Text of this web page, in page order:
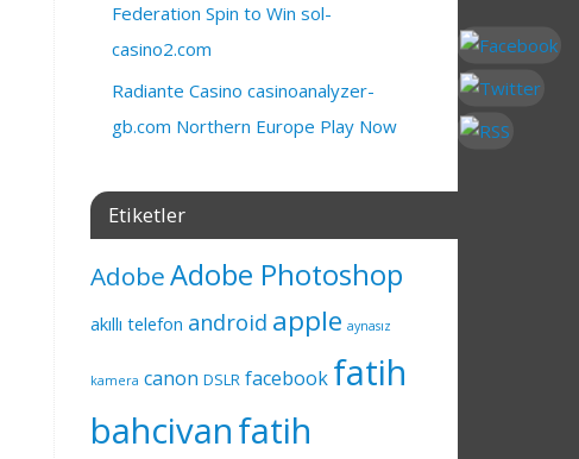
Federation Spin to Win sol-
casino2.com
Radiante Casino casinoanalyzer-
gb.com Northern Europe Play Now
Etiketler
AdobeAdobe Photoshop
akıllı telefon android apple aynasız
kamera canon DSLR facebook fatih
bahcivanfatih